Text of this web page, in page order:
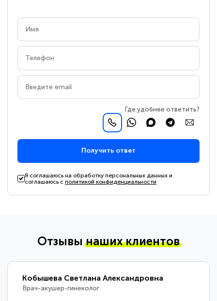
Где удобнее ответить?
Получить ответ
Я соглашаюсь на обработку персональных данных и
соглашаюсь сполитикой конфиденциальности
Отзывынаших клиентов
Кобышева Светлана Александровна
Врач-акушер-гинеколог